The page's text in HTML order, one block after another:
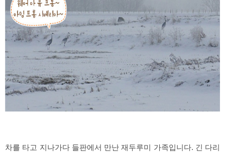
차를 타고 지나가다 들판에서 만난 재두루미 가족입니다. 긴 다리